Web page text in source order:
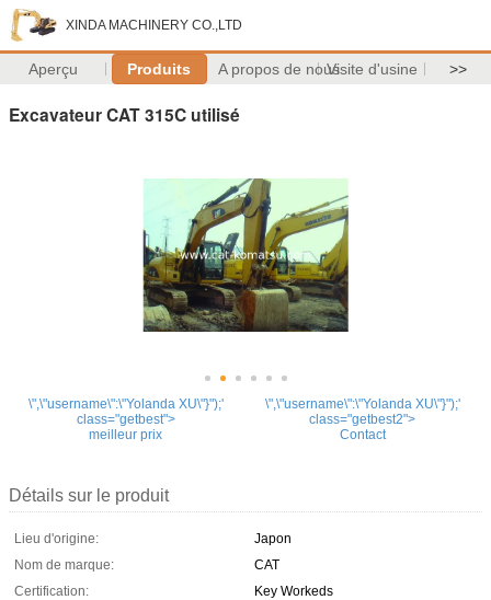
XINDA MACHINERY CO.,LTD
Aperçu Produits A propos de nousVisite d'usine >>
Excavateur CAT 315C utilisé
\",\"username\":\"Yolanda XU\"}");'
class="getbest">
meilleur prix
\",\"username\":\"Yolanda XU\"}");'
class="getbest2">
Contact
Détails sur le produit
Lieu d'origine:
Japon
Nom de marque:
CAT
Certification:
Key Workeds